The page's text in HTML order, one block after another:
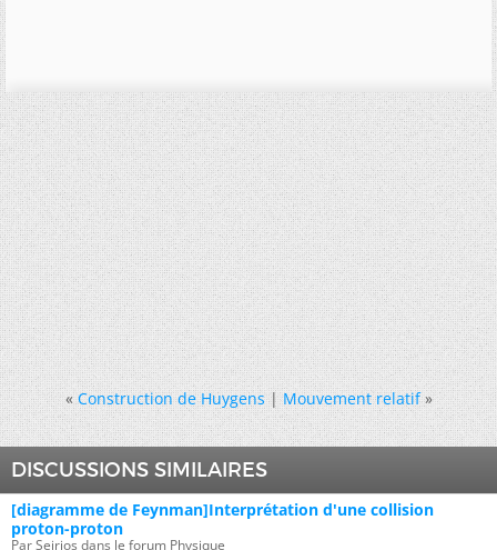
« Construction de Huygens|Mouvement relatif »
DISCUSSIONS SIMILAIRES
[diagramme de Feynman]Interprétation d'une collision
proton-proton
Par Seirios dans le forum Physique